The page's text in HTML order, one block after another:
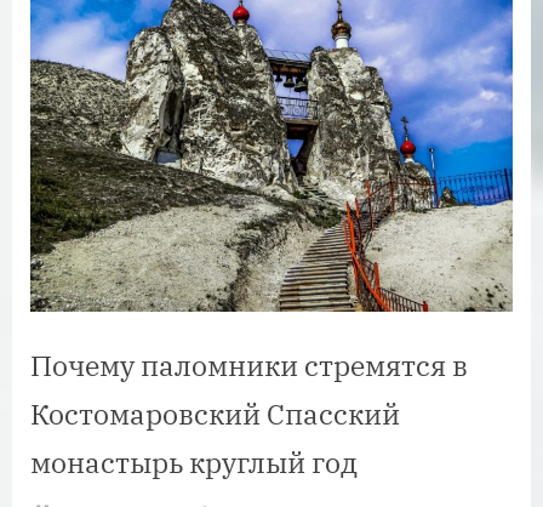
Почему паломники стремятся в
Костомаровский Спасский
монастырь круглый год